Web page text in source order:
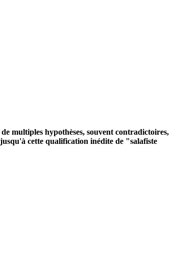
multiples hypothèses, souvent contradictoires,
cette qualification inédite de "salafiste